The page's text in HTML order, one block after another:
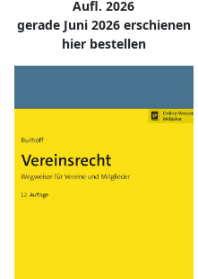
Aufl. 2026
gerade Juni 2026 erschienen
hier bestellen